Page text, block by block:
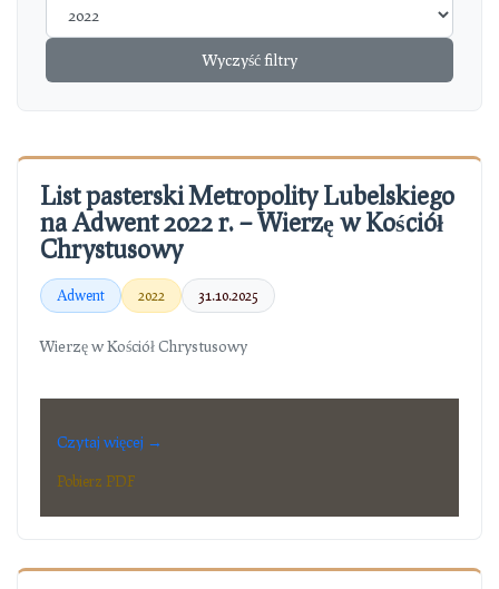
Wyczyść filtry
List pasterski Metropolity Lubelskiego
na Adwent 2022 r. – Wierzę w Kościół
Chrystusowy
Adwent 2022 31.10.2025
Wierzę w Kościół Chrystusowy
Czytaj więcej →
Pobierz PDF